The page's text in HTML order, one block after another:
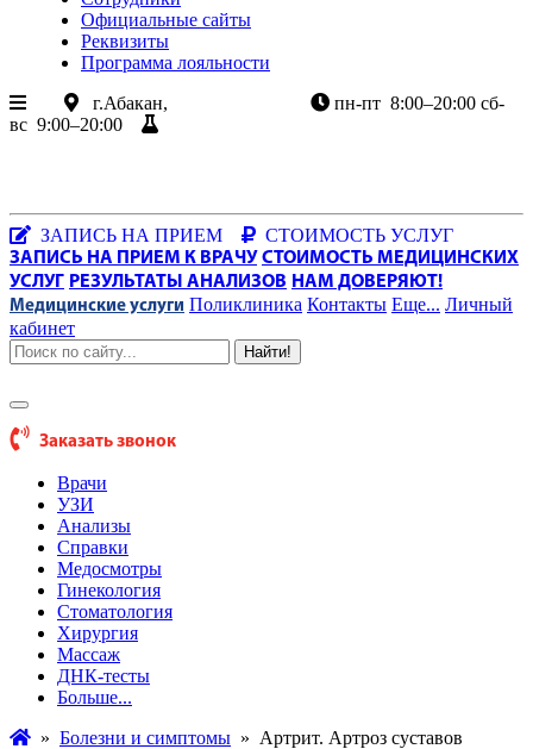
Официальные сайты
Реквизиты
Программа лояльности
г.Абакан,
пн-пт 8:00–20:00 сб-
вс 9:00–20:00
ЗАПИСЬ НА ПРИЕМ СТОИМОСТЬ УСЛУГ
ЗАПИСЬ НА ПРИЕМ К ВРАЧУ СТОИМОСТЬ МЕДИЦИНСКИХ
УСЛУГ РЕЗУЛЬТАТЫ АНАЛИЗОВ НАМ ДОВЕРЯЮТ!
Медицинские услуги Поликлиника Контакты Еще... Личный
кабинет
Найти!
Заказать звонок
Врачи
УЗИ
Анализы
Справки
Медосмотры
Гинекология
Стоматология
Хирургия
Массаж
ДНК-тесты
Больше...
» Болезни и симптомы » Артрит. Артроз суставов